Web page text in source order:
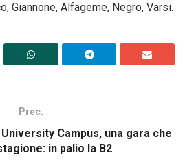
Giannone, Alfageme, Negro, Varsi.
Prec.
Campus, una gara che
in palio la B2